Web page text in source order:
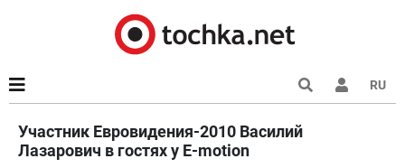
RU
Участник Евровидения-2010 Василий
Лазарович в гостях у E-motion